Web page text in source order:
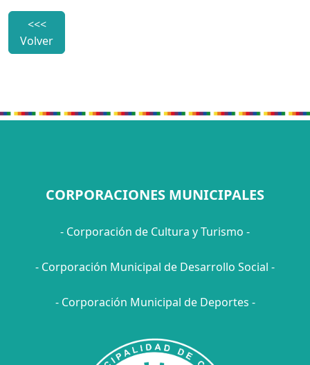
<<<
Volver
CORPORACIONES MUNICIPALES
- Corporación de Cultura y Turismo -
- Corporación Municipal de Desarrollo Social -
- Corporación Municipal de Deportes -